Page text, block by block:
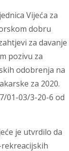
Vijeća za
dobru
za davanje
pozivu za
odobrenja na
za 2020.
01-03/3-20-6 od
je utvrdilo da